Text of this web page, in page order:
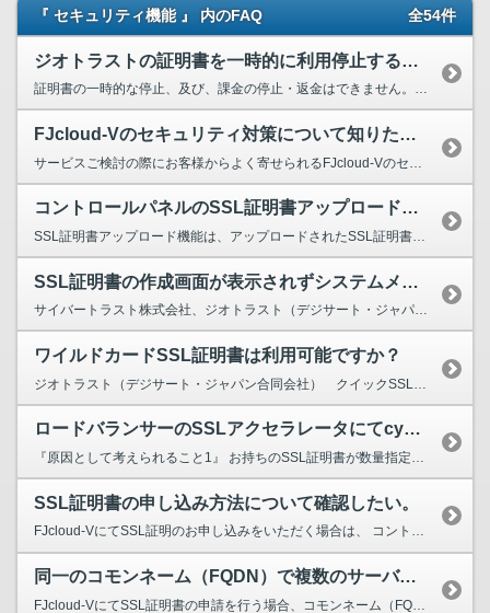
『 セキュリティ機能 』 内のFAQ 全54件
ジオトラストの証明書を一時的に利用停止することは可能ですか？
証明書の一時的な停止、及び、課金の停止・返金はできません。 不要となった際は、コントロールパネルより証明書の削除を行ってください。 ○公式FAQ【ジオトラスト 証明書を途中で解約した...
FJcloud-Vのセキュリティ対策について知りたい。
コントロールパネルのSSL証明書アップロード機能で、サーバーへの証明書のインストールが可能ですか？
SSL証明書アップロード機能は、アップロードされたSSL証明書の適用FQDNや有効期限などをコントロールパネル上にて確認いただき、管理にお役立ていただくための機能となります。 SSL証明書...
SSL証明書の作成画面が表示されずシステムメンテナンス中と表示される。
サイバートラスト株式会社、ジオトラスト（デジサート・ジャパン合同会社）のシステムメンテナンス中は、 SSL証明書発行に関するサービスはご利用いただけません。 各社のメンテナンスに関しましては...
ワイルドカードSSL証明書は利用可能ですか？
ロードバランサーのSSLアクセラレータにてcybertrustのSSL証明書が選択できません。
『原因として考えられること1』 お持ちのSSL証明書が数量指定の可能性が考えられます。 『対処方法1』 SSLアクセラレータの仕様にて数量指定のSSL証明書はご利用いただけません。 恐れ...
SSL証明書の申し込み方法について確認したい。
FJcloud-VにてSSL証明のお申し込みをいただく場合は、 コントロールパネルより申請を行っていただきます。 なお、初回のお申し込みの際は「申請法人情報」の登録が必要となります。 お手続...
同一のコモンネーム（FQDN）で複数のサーバーを運用する場合、同じSSL証明書をサーバーに使用する事は可能ですか？